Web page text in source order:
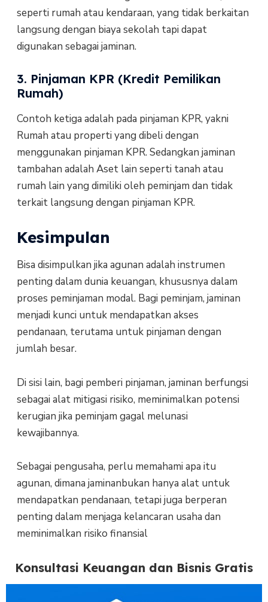
seperti rumah atau kendaraan, yang tidak berkaitan
langsung dengan biaya sekolah tapi dapat
digunakan sebagai jaminan.
3. Pinjaman KPR (Kredit Pemilikan
Rumah)
Contoh ketiga adalah pada pinjaman KPR, yakni
Rumah atau properti yang dibeli dengan
menggunakan pinjaman KPR. Sedangkan jaminan
tambahan adalah Aset lain seperti tanah atau
rumah lain yang dimiliki oleh peminjam dan tidak
terkait langsung dengan pinjaman KPR.
Kesimpulan
Bisa disimpulkan jika agunan adalah instrumen
penting dalam dunia keuangan, khususnya dalam
proses peminjaman modal. Bagi peminjam, jaminan
menjadi kunci untuk mendapatkan akses
pendanaan, terutama untuk pinjaman dengan
jumlah besar.
Di sisi lain, bagi pemberi pinjaman, jaminan berfungsi
sebagai alat mitigasi risiko, meminimalkan potensi
kerugian jika peminjam gagal melunasi
kewajibannya.
Sebagai pengusaha, perlu memahami apa itu
agunan, dimana jaminanbukan hanya alat untuk
mendapatkan pendanaan, tetapi juga berperan
penting dalam menjaga kelancaran usaha dan
meminimalkan risiko finansial
Konsultasi Keuangan dan Bisnis Gratis